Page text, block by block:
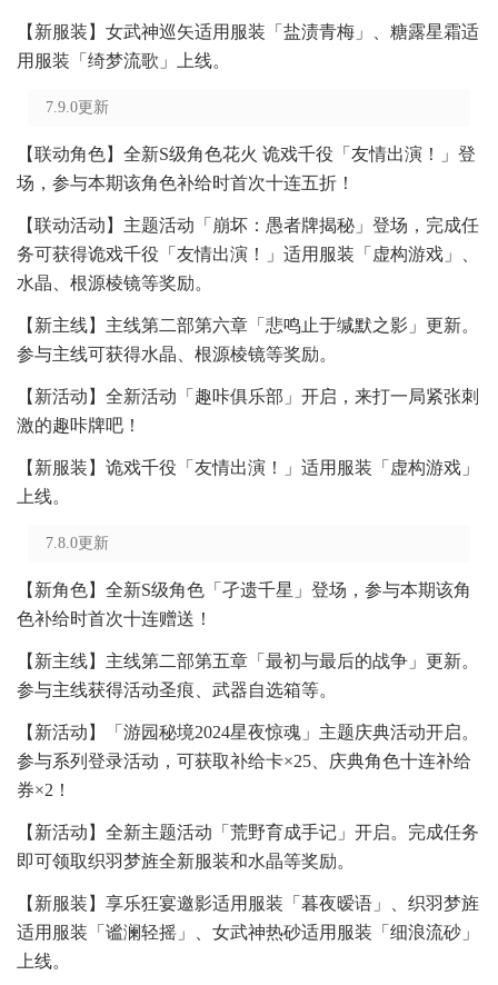
【新服装】女武神巡矢适用服装「盐渍青梅」、糖露星霜适
用服装「绮梦流歌」上线。
7.9.0更新
【联动角色】全新S级角色花火 诡戏千役「友情出演！」登
场，参与本期该角色补给时首次十连五折！
【联动活动】主题活动「崩坏：愚者牌揭秘」登场，完成任
务可获得诡戏千役「友情出演！」适用服装「虚构游戏」、
水晶、根源棱镜等奖励。
【新主线】主线第二部第六章「悲鸣止于缄默之影」更新。
参与主线可获得水晶、根源棱镜等奖励。
【新活动】全新活动「趣咔俱乐部」开启，来打一局紧张刺
激的趣咔牌吧！
【新服装】诡戏千役「友情出演！」适用服装「虚构游戏」
上线。
7.8.0更新
【新角色】全新S级角色「孑遗千星」登场，参与本期该角
色补给时首次十连赠送！
【新主线】主线第二部第五章「最初与最后的战争」更新。
参与主线获得活动圣痕、武器自选箱等。
【新活动】「游园秘境2024星夜惊魂」主题庆典活动开启。
参与系列登录活动，可获取补给卡×25、庆典角色十连补给
券×2！
【新活动】全新主题活动「荒野育成手记」开启。完成任务
即可领取织羽梦旌全新服装和水晶等奖励。
【新服装】享乐狂宴邀影适用服装「暮夜暧语」、织羽梦旌
适用服装「谧澜轻摇」、女武神热砂适用服装「细浪流砂」
上线。